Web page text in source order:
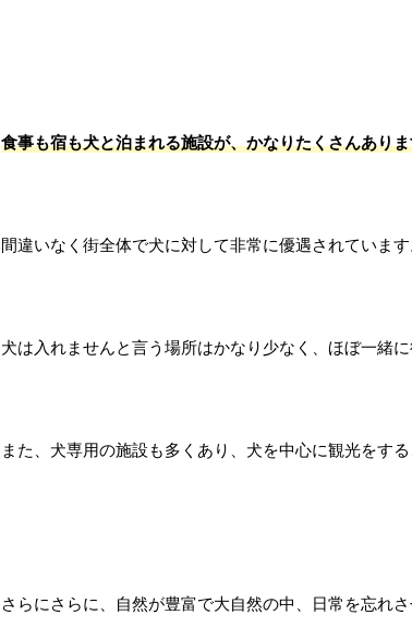
食事も宿も犬と泊まれる施設が、かなりたくさんあり
間違いなく街全体で犬に対して非常に優遇されています
犬は入れませんと言う場所はかなり少なく、ほぼ一緒に
また、犬専用の施設も多くあり、犬を中心に観光をする
さらにさらに、自然が豊富で大自然の中、日常を忘れ